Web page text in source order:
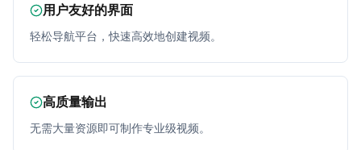
用户友好的界面
轻松导航平台，快速高效地创建视频。
高质量输出
无需大量资源即可制作专业级视频。